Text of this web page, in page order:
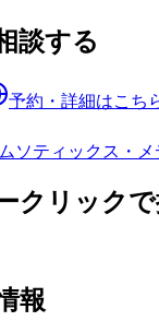
談する
予約・詳細はこち
ソティックス・
クリック
報